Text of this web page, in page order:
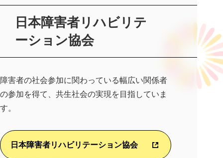
日本障害者リハビリテ
ーション協会
障害者の社会参加に関わっている幅広い関係者
の参加を得て、共生社会の実現を目指していま
す。
日本障害者リハビリテーション協会